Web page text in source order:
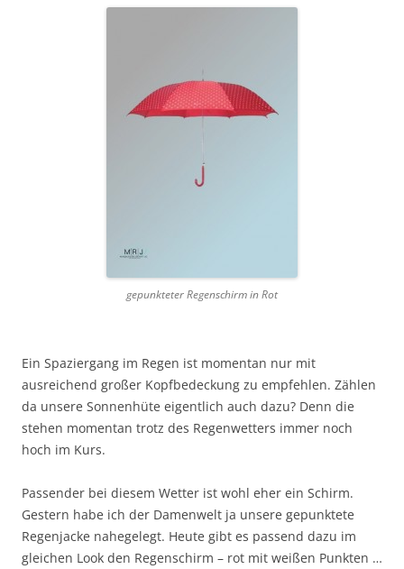
gepunkteter Regenschirm in Rot
Ein Spaziergang im Regen ist momentan nur mit
ausreichend großer Kopfbedeckung zu empfehlen. Zählen
da unsere Sonnenhüte eigentlich auch dazu? Denn die
stehen momentan trotz des Regenwetters immer noch
hoch im Kurs.
Passender bei diesem Wetter ist wohl eher ein Schirm.
Gestern habe ich der Damenwelt ja unsere gepunktete
Regenjacke nahegelegt. Heute gibt es passend dazu im
gleichen Look den Regenschirm – rot mit weißen Punkten …